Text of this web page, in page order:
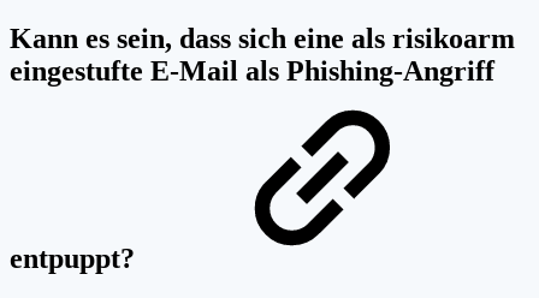
Kann es sein, dass sich eine als risikoarm
eingestufte E-Mail als Phishing-Angriff
entpuppt?